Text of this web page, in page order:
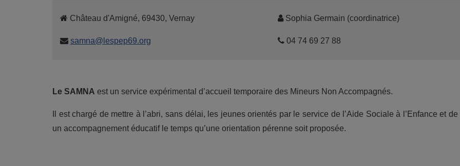
Château d'Amigné, 69430, Vernay
samna@lespep69.org
Sophia Germain (coordinatrice)
04 74 69 27 88
Le SAMNA est un service expérimental d’accueil temporaire des Mineurs Non Accompagnés.
Il est chargé de mettre à l’abri, sans délai, les jeunes orientés par le service de l’Aide Sociale à l’Enfance et
un accompagnement éducatif le temps qu’une orientation pérenne soit proposée.